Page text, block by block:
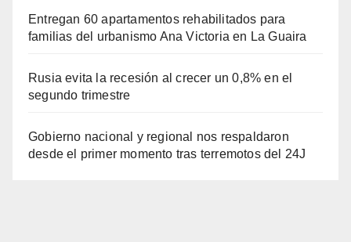
Entregan 60 apartamentos rehabilitados para
familias del urbanismo Ana Victoria en La Guaira
Rusia evita la recesión al crecer un 0,8% en el
segundo trimestre
Gobierno nacional y regional nos respaldaron
desde el primer momento tras terremotos del 24J